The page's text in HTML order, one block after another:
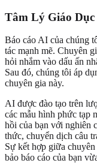
Tâm Lý Giáo
Báo cáo AI của chúng
tác mạnh mẽ. Chuyên
hỏi nhắm vào dấu ấn
Sau đó, chúng tôi áp
chuyên gia này.
AI được đào tạo trên
các mẫu hình phức tạp
hồi của bạn với nghiên
thức, chuyển dịch câu
Sự kết hợp giữa
bảo báo cáo của bạn